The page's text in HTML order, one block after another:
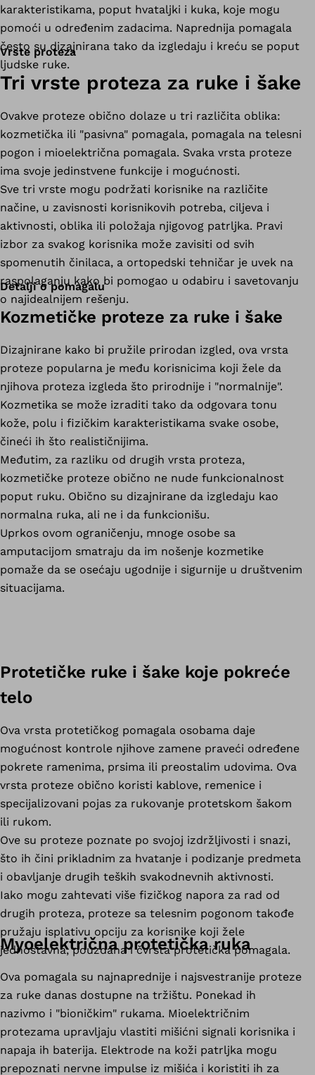
karakteristikama, poput hvataljki i kuka, koje mogu
pomoći u određenim zadacima. Naprednija pomagala
često su dizajnirana tako da izgledaju i kreću se poput
ljudske ruke.
Vrste proteza
Tri vrste proteza za ruke i šake
Ovakve proteze obično dolaze u tri različita oblika:
kozmetička ili "pasivna" pomagala, pomagala na telesni
pogon i mioelektrična pomagala. Svaka vrsta proteze
ima svoje jedinstvene funkcije i mogućnosti.
Sve tri vrste mogu podržati korisnike na različite
načine, u zavisnosti korisnikovih potreba, ciljeva i
aktivnosti, oblika ili položaja njigovog patrljka. Pravi
izbor za svakog korisnika može zavisiti od svih
spomenutih činilaca, a ortopedski tehničar je uvek na
raspolaganju kako bi pomogao u odabiru i savetovanju
o najidealnijem rešenju.
Detalji o pomagalu
Kozmetičke proteze za ruke i šake
Dizajnirane kako bi pružile prirodan izgled, ova vrsta
proteze popularna je među korisnicima koji žele da
njihova proteza izgleda što prirodnije i "normalnije".
Kozmetika se može izraditi tako da odgovara tonu
kože, polu i fizičkim karakteristikama svake osobe,
čineći ih što realističnijima.
Međutim, za razliku od drugih vrsta proteza,
kozmetičke proteze obično ne nude funkcionalnost
poput ruku. Obično su dizajnirane da izgledaju kao
normalna ruka, ali ne i da funkcionišu.
Uprkos ovom ograničenju, mnoge osobe sa
amputacijom smatraju da im nošenje kozmetike
pomaže da se osećaju ugodnije i sigurnije u društvenim
situacijama.
Protetičke ruke i šake koje pokreće
telo
Ova vrsta protetičkog pomagala osobama daje
mogućnost kontrole njihove zamene praveći određene
pokrete ramenima, prsima ili preostalim udovima. Ova
vrsta proteze obično koristi kablove, remenice i
specijalizovani pojas za rukovanje protetskom šakom
ili rukom.
Ove su proteze poznate po svojoj izdržljivosti i snazi,
što ih čini prikladnim za hvatanje i podizanje predmeta
i obavljanje drugih teških svakodnevnih aktivnosti.
Iako mogu zahtevati više fizičkog napora za rad od
drugih proteza, proteze sa telesnim pogonom takođe
pružaju isplativu opciju za korisnike koji žele
jednostavna, pouzdana i čvrsta protetička pomagala.
Myoelektrična protetička ruka
Ova pomagala su najnaprednije i najsvestranije proteze
za ruke danas dostupne na tržištu. Ponekad ih
nazivmo i "bioničkim" rukama. Mioelektričnim
protezama upravljaju vlastiti mišićni signali korisnika i
napaja ih baterija. Elektrode na koži patrljka mogu
prepoznati nervne impulse iz mišića i koristiti ih za